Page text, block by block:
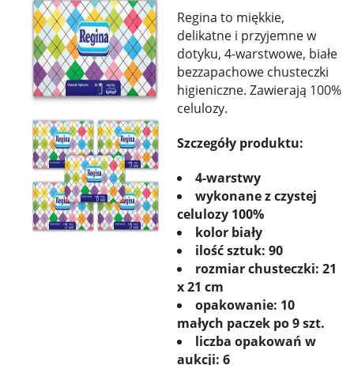
Regina to miękkie,
delikatne i przyjemne w
dotyku, 4-warstwowe, białe
bezzapachowe chusteczki
higieniczne. Zawierają 100%
celulozy.
Szczegóły produktu:
4-warstwy
wykonane z czystej
celulozy 100%
kolor biały
ilość sztuk: 90
rozmiar chusteczki: 21
x 21 cm
opakowanie: 10
małych paczek po 9 szt.
liczba opakowań w
aukcji: 6